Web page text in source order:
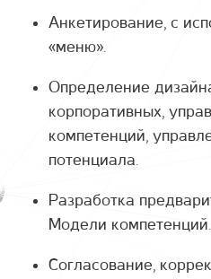
Анкетирование, с
«меню».
Определение
корпоративных,
компетенций,
потенциала.
Разработка
Модели компетенций.
Согласование,